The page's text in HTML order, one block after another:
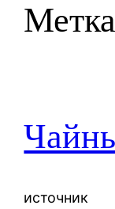
источник